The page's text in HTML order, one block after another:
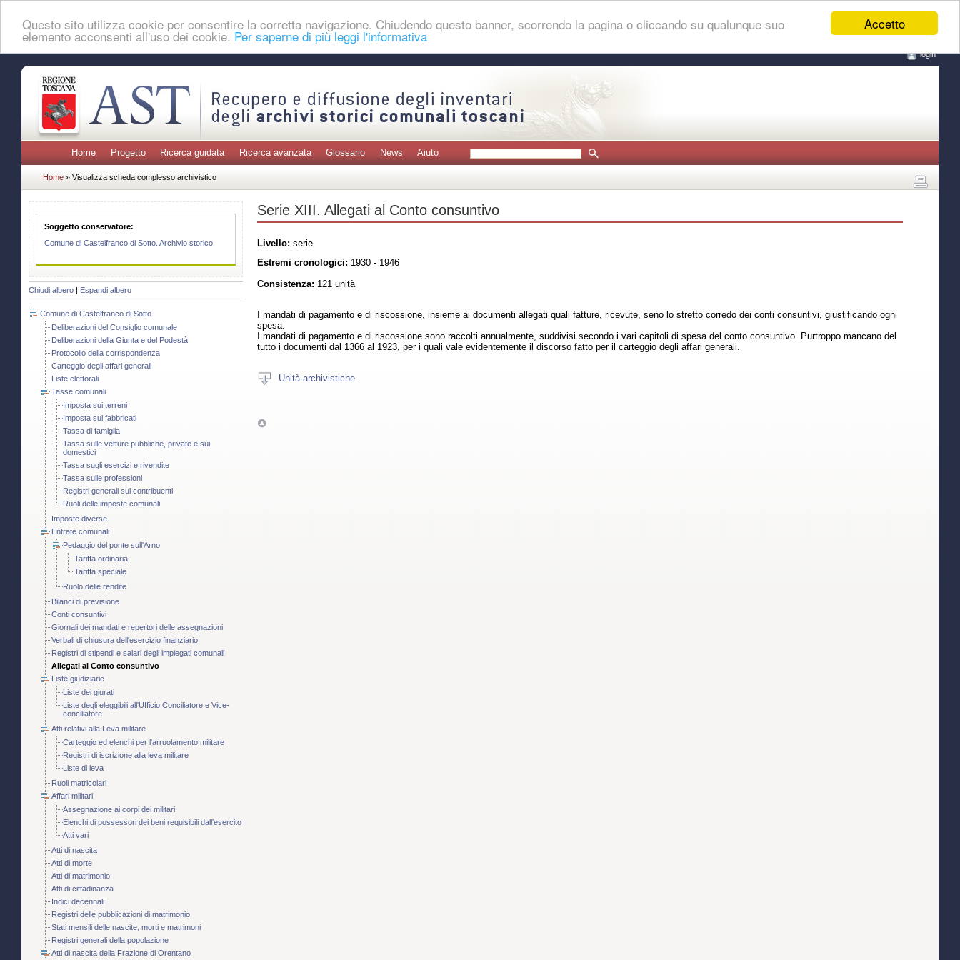
Accetto
Questo sito utilizza cookie per consentire la corretta navigazione. Chiudendo questo banner, scorrendo la pagina o cliccando su qualunque suo
elemento acconsenti all'uso dei cookie. Per saperne di più leggi l'informativa
login
Home Progetto Ricerca guidata Ricerca avanzata Glossario News Aiuto
Home » Visualizza scheda complesso archivistico
Soggetto conservatore:
Comune di Castelfranco di Sotto. Archivio storico
Chiudi albero Espandi albero
Comune di Castelfranco di Sotto
Deliberazioni del Consiglio comunale
Deliberazioni della Giunta e del Podestà
Protocollo della corrispondenza
Carteggio degli affari generali
Liste elettorali
Tasse comunali
Imposta sui terreni
Imposta sui fabbricati
Tassa di famiglia
Tassa sulle vetture pubbliche, private e sui
domestici
Tassa sugli esercizi e rivendite
Tassa sulle professioni
Registri generali sui contribuenti
Ruoli delle imposte comunali
Imposte diverse
Entrate comunali
Pedaggio del ponte sull'Arno
Tariffa ordinaria
Tariffa speciale
Ruolo delle rendite
Bilanci di previsione
Conti consuntivi
Giornali dei mandati e repertori delle assegnazioni
Verbali di chiusura dell'esercizio finanziario
Registri di stipendi e salari degli impiegati comunali
Allegati al Conto consuntivo
Liste giudiziarie
Liste dei giurati
Liste degli eleggibili all'Ufficio Conciliatore e Vice-
conciliatore
Atti relativi alla Leva militare
Carteggio ed elenchi per l'arruolamento militare
Registri di iscrizione alla leva militare
Liste di leva
Ruoli matricolari
Affari militari
Assegnazione ai corpi dei militari
Elenchi di possessori dei beni requisibili dall'esercito
Atti vari
Atti di nascita
Atti di morte
Atti di matrimonio
Atti di cittadinanza
Indici decennali
Registri delle pubblicazioni di matrimonio
Stati mensili delle nascite, morti e matrimoni
Registri generali della popolazione
Atti di nascita della Frazione di Orentano
Serie XIII. Allegati al Conto consuntivo
Livello: serie
Estremi cronologici: 1930 - 1946
Consistenza: 121 unità
I mandati di pagamento e di riscossione, insieme ai documenti allegati quali fatture, ricevute, seno lo stretto corredo dei conti consuntivi, giustificando ogni
spesa.
I mandati di pagamento e di riscossione sono raccolti annualmente, suddivisi secondo i vari capitoli di spesa del conto consuntivo. Purtroppo mancano del
tutto i documenti dal 1366 al 1923, per i quali vale evidentemente il discorso fatto per il carteggio degli affari generali.
Unità archivistiche